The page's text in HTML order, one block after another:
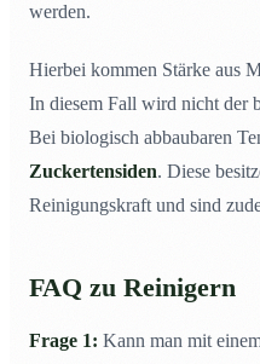
werden.
Hierbei kommen Stärke aus
In diesem Fall wird nicht der
Bei biologisch abbaubaren
Zuckertensiden. Diese
Reinigungskraft und sind
FAQ zu Reinigern
Frage 1: Kann man mit